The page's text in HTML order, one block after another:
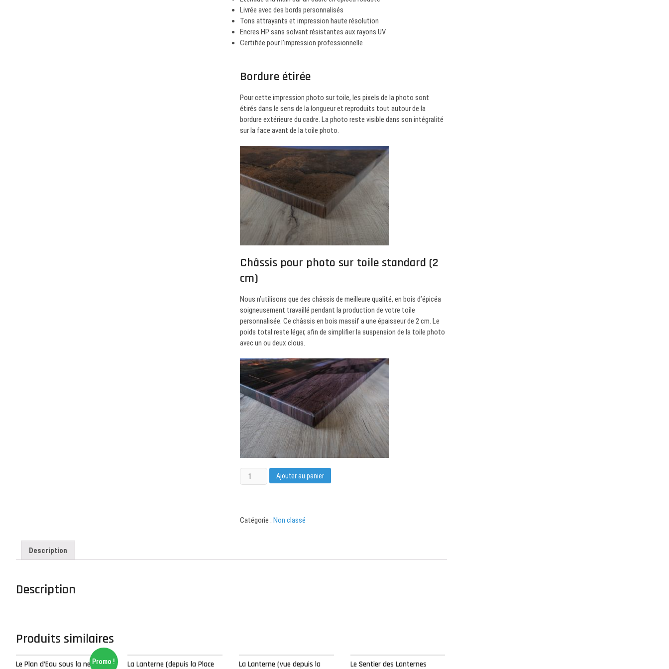
Livrée avec des bords personnalisés
Tons attrayants et impression haute résolution
Encres HP sans solvant résistantes aux rayons UV
Certifiée pour l’impression professionnelle
Bordure étirée
Pour cette impression photo sur toile, les pixels de la photo sont
étirés dans le sens de la longueur et reproduits tout autour de la
bordure extérieure du cadre. La photo reste visible dans son intégralité
sur la face avant de la toile photo.
Châssis pour photo sur toile standard (2
cm)
Nous n’utilisons que des châssis de meilleure qualité, en bois d’épicéa
soigneusement travaillé pendant la production de votre toile
personnalisée. Ce châssis en bois massif a une épaisseur de 2 cm. Le
poids total reste léger, afin de simplifier la suspension de la toile photo
avec un ou deux clous.
quantité
de
(depuis
la
Ajouter au panier
Catégorie :Non classé
Description
Description
Produits similaires
Promo !
Le Plan d’Eau sous la neige:
La Lanterne (depuis la Place
La Lanterne (vue depuis la
Le Sentier des Lanternes